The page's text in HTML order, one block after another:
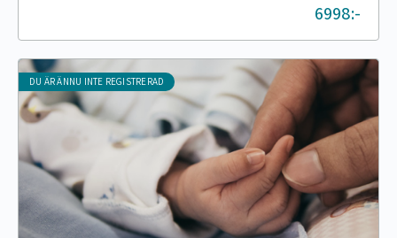
6998:-
DU ÄR ÄNNU INTE REGISTRERAD